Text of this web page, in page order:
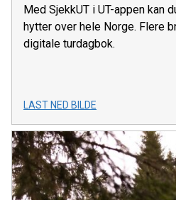
Med SjekkUT i UT-appen kan
hytter over hele Norge. Flere
digitale turdagbok.
LAST NED BILDE